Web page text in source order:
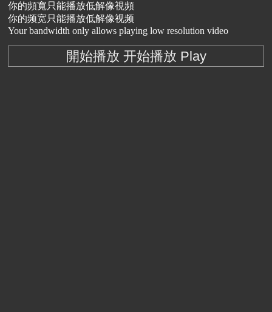
你的頻寬只能播放低解像視頻
你的频宽只能播放低解像视频
Your bandwidth only allows playing low resolution video
開始播放 开始播放 Play